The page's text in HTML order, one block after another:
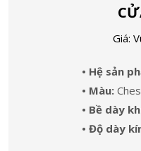
Giá:
• Hệ sản
• Màu:
• Bề dày
• Độ dày